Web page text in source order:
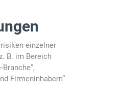
einzelner
B. im Bereich
Firmeninhabern“